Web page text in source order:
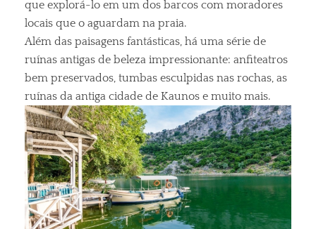
que explorá-lo em um dos barcos com moradores
locais que o aguardam na praia.
Além das paisagens fantásticas, há uma série de
ruínas antigas de beleza impressionante: anfiteatros
bem preservados, tumbas esculpidas nas rochas, as
ruínas da antiga cidade de Kaunos e muito mais.